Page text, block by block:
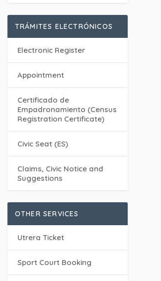
TRÁMITES ELECTRÓNICOS
Electronic Register
Appointment
Certificado de
Empadronamiento (Census
Registration Certificate)
Civic Seat (ES)
Claims, Civic Notice and
Suggestions
OTHER SERVICES
Utrera Ticket
Sport Court Booking